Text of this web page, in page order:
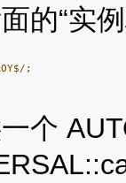
的“实
;
个